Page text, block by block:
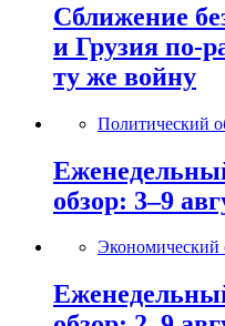
Сближение
и Грузия по-
ту же войну
Политический
обзор: 3–9
Экономический